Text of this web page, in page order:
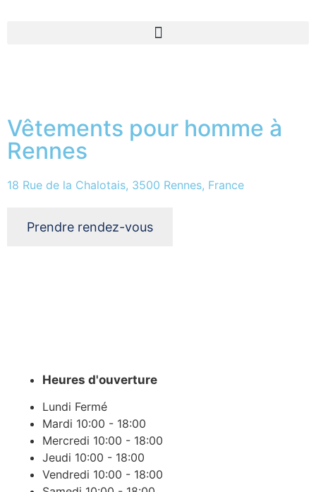
Vêtements pour homme à
Rennes
18 Rue de la Chalotais, 3500 Rennes, France
Prendre rendez-vous
Heures d'ouverture
Lundi Fermé
Mardi 10:00 - 18:00
Mercredi 10:00 - 18:00
Jeudi 10:00 - 18:00
Vendredi 10:00 - 18:00